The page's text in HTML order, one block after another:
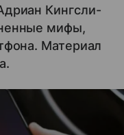
Кингсли-
мифы,
Материал